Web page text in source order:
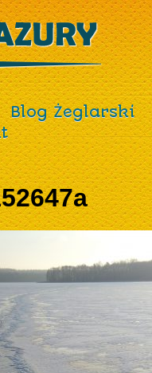
Blog Żeglarski